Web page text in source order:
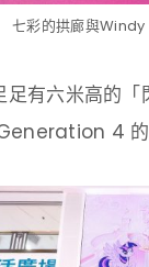
七彩的拱廊與
有六米高的
4